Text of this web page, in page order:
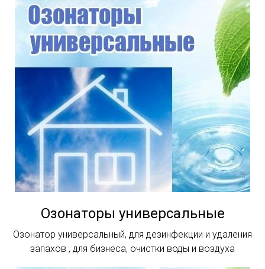
Озонаторы универсальные
Озонатор универсальный, для дезинфекции и удаления
запахов , для бизнеса, очистки воды и воздуха